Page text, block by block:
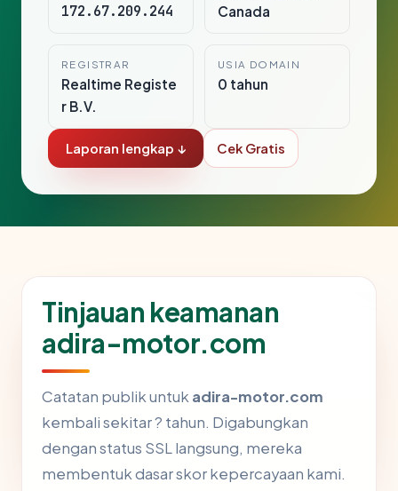
172.67.209.244 Canada
REGISTRAR
Realtime Registe
r B.V.
USIA DOMAIN
0 tahun
Laporan lengkap ↓ Cek Gratis
Tinjauan keamanan
adira-motor.com
Catatan publik untukadira-motor.com
kembali sekitar ? tahun. Digabungkan
dengan status SSL langsung, mereka
membentuk dasar skor kepercayaan kami.